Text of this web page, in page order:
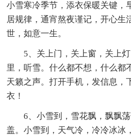
小雪寒冷季节，添衣保暖关键，
居规律，通宵熬夜谨记，开心生
世，如意一生。
5、关上门，关上窗，关上
里，听雪。什么都不想，什么都
天籁之声。打开手机，发信息，
衣！
6、小雪到，雪花飘，飘飘
盖。小雪到，天气冷，冷冷冰冰